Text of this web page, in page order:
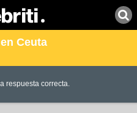
Ceuta
respuesta correcta.